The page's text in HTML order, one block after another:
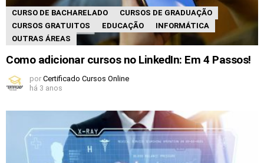
CURSO DE BACHARELADO
CURSOS DE GRADUAÇÃO
CURSOS GRATUITOS
EDUCAÇÃO
INFORMÁTICA
OUTRAS ÁREAS
Como adicionar cursos no LinkedIn: Em 4 Passos!
por Certificado Cursos Online
há 3 anos